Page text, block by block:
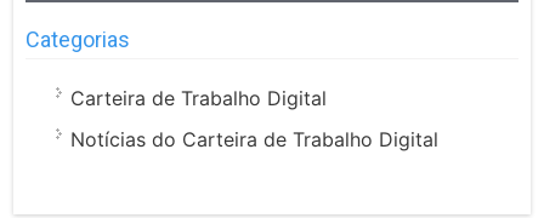
Categorias
Carteira de Trabalho Digital
Notícias do Carteira de Trabalho Digital